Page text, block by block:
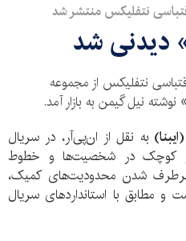
نتفلیکس منتشر شد
دیدنی شد
نتفلیکس از مجموعه
نیل گیمن به بازار آمد.
به نقل از ان‌پی‌آر، در سریال
و کوچک در شخصیت‌ها و خطوط
برطرف شدن محدودیت‌های کمیک،
و مطابق با استانداردهای سریال